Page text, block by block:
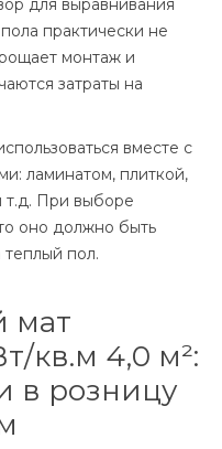
для выравнивания
практически не
монтаж и
затраты на
вместе с
ламинатом, плиткой,
т.д. При выборе
оно должно быть
пол.
мат
кв.м 4,0 м²:
в розницу